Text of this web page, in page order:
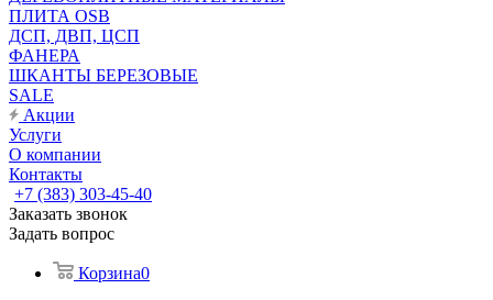
ПЛИТА OSB
ДСП, ДВП, ЦСП
ФАНЕРА
ШКАНТЫ БЕРЕЗОВЫЕ
SALE
Акции
Услуги
О компании
Контакты
+7 (383) 303-45-40
Заказать звонок
Задать вопрос
Корзина0